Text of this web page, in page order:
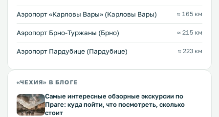
Аэропорт «Карловы Вары» (Карловы Вары) ≈ 165 км
Аэропорт Брно-Туржаны (Брно) ≈ 215 км
Аэропорт Пардубице (Пардубице) ≈ 223 км
«ЧЕХИЯ» В БЛОГЕ
Самые интересные обзорные экскурсии по
Праге: куда пойти, что посмотреть, сколько
стоит